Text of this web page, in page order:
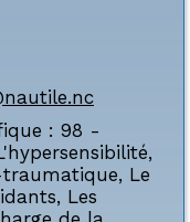
: 98 -
,
, Le
, Les